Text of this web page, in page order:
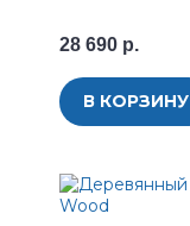
28 690 р.
В КОРЗИНУ